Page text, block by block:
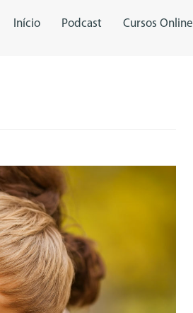
Início Podcast Cursos Online